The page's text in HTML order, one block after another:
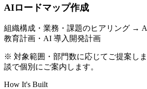
AIロードマップ作成
組織構成・業務・課題のヒアリング →
教育計画・AI 導入開発計画
※ 対象範囲・部門数に応じてご提案し
談で個別にご案内します。
How It's Built